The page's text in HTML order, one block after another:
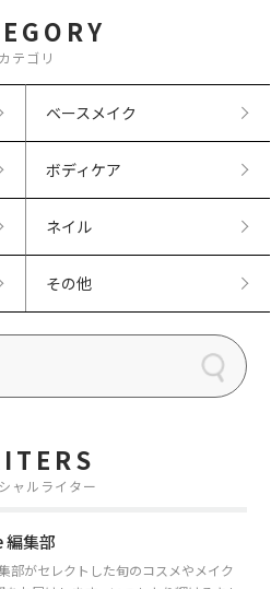
カテゴリ
ベースメイク
ボディケア
ネイル
その他
ャルライター
編集部
部がセレクトした旬のコスメやメイク